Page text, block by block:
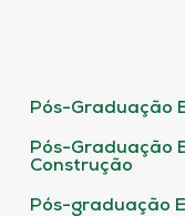
Pós-Graduação
Pós-Graduação
Construção
Pós-graduação